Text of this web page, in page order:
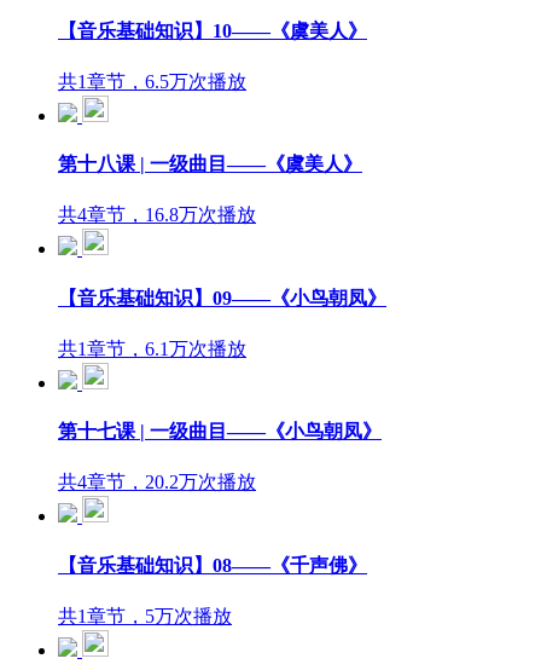
【音乐基础知识】10——《虞美人》
共1章节，6.5万次播放
第十八课 | 一级曲目——《虞美人》
共4章节，16.8万次播放
【音乐基础知识】09——《小鸟朝凤》
共1章节，6.1万次播放
第十七课 | 一级曲目——《小鸟朝凤》
共4章节，20.2万次播放
【音乐基础知识】08——《千声佛》
共1章节，5万次播放